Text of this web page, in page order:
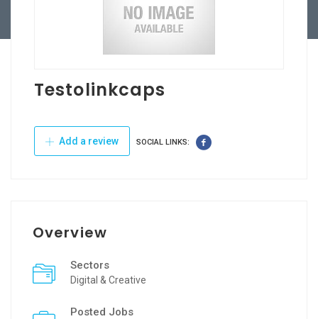
Testolinkcaps
Add a review SOCIAL LINKS:
Overview
Sectors
Digital & Creative
Posted Jobs